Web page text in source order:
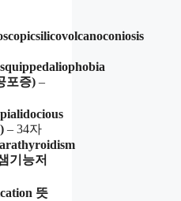
포증) –
– 34자
기능저
뜻